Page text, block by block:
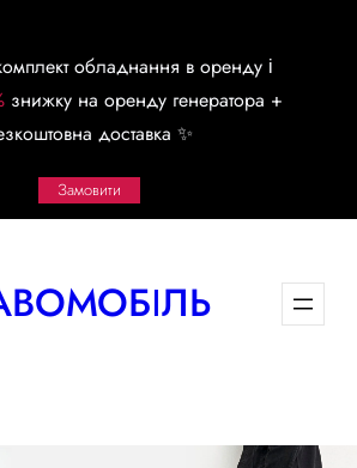
обладнання в оренду і
знижку на оренду генератора +
доставка ✨
Замовити